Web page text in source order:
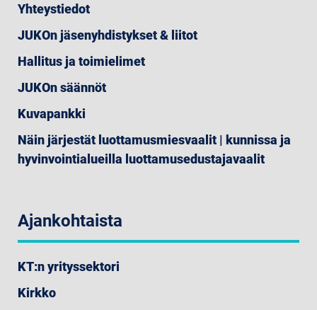
Yhteystiedot
JUKOn jäsenyhdistykset & liitot
Hallitus ja toimielimet
JUKOn säännöt
Kuvapankki
Näin järjestät luottamusmiesvaalit | kunnissa ja
hyvinvointialueilla luottamusedustajavaalit
Ajankohtaista
KT:n yrityssektori
Kirkko